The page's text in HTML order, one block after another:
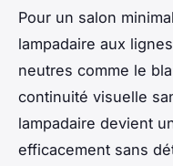
Pour un salon
lampadaire aux
neutres comme le
continuité visuelle
lampadaire devient
efficacement sans